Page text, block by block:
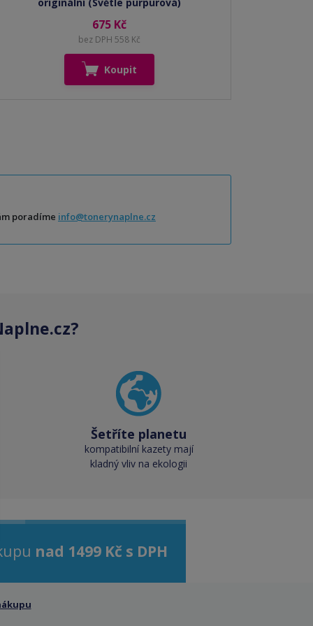
675 Kč
bez DPH 558 Kč
Koupit
poradíme info@tonerynaplne.cz
Šetříte planetu
kompatibilní kazety mají
kladný vliv na ekologii
nad 1499 Kč s DPH